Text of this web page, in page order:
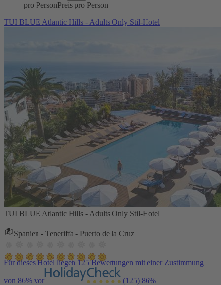
pro PersonPreis pro Person
TUI BLUE Atlantic Hills - Adults Only Stil-Hotel
TUI BLUE Atlantic Hills - Adults Only Stil-Hotel
Spanien - Teneriffa - Puerto de la Cruz
Für dieses Hotel liegen 125 Bewertungen mit einer Zustimmung
von 86% vor (125) 86%